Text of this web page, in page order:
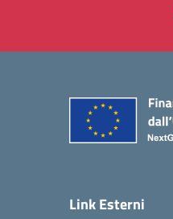
Link Esterni